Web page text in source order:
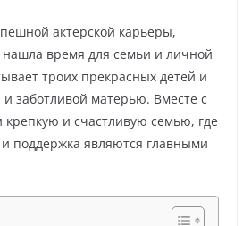
актерской карьеры,
нашла время для семьи и личной
троих прекрасных детей и
заботливой матерью. Вместе с
крепкую и счастливую семью, где
поддержка являются главными